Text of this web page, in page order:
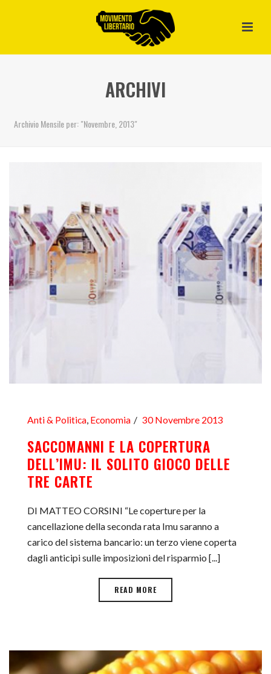
ARCHIVI
Archivio Mensile per: "Novembre, 2013"
Anti & Politica, Economia 30 Novembre 2013
SACCOMANNI E LA COPERTURA
DELL’IMU: IL SOLITO GIOCO DELLE
TRE CARTE
DI MATTEO CORSINI “Le coperture per la
cancellazione della seconda rata Imu saranno a
carico del sistema bancario: un terzo viene coperta
dagli anticipi sulle imposizioni del risparmio [...]
READ MORE